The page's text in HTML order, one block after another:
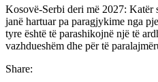
Kosovë-Serbi deri më 2027: Katër
janë hartuar pa paragjykime nga
tyre është të parashikojnë një të
vazhdueshëm dhe për të
Share: